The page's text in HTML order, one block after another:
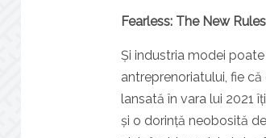
Fearless: The New
Și industria modei
antreprenoriatului, fie
lansată în vara lui 2021
și o dorință neobosită